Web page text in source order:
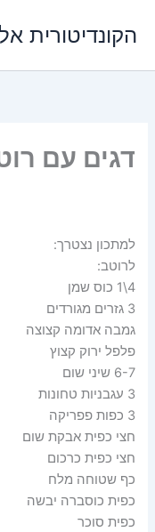
לתוכןהקונדיטורית
דגים עם
למתכון נצטרך:
לרוטב:
4\1 כוס שמן
3 גזרים מגורדים
גמבה אדומה קצוצה
פלפל ירוק קצוץ
6-7 שיני שום
3 עגבניות טחונות
3 כפות פפריקה
חצי כפית אבקת שום
חצי כפית כרכום
כף שטוחה מלח
כפית כוסברה יבשה
כפית סוכר